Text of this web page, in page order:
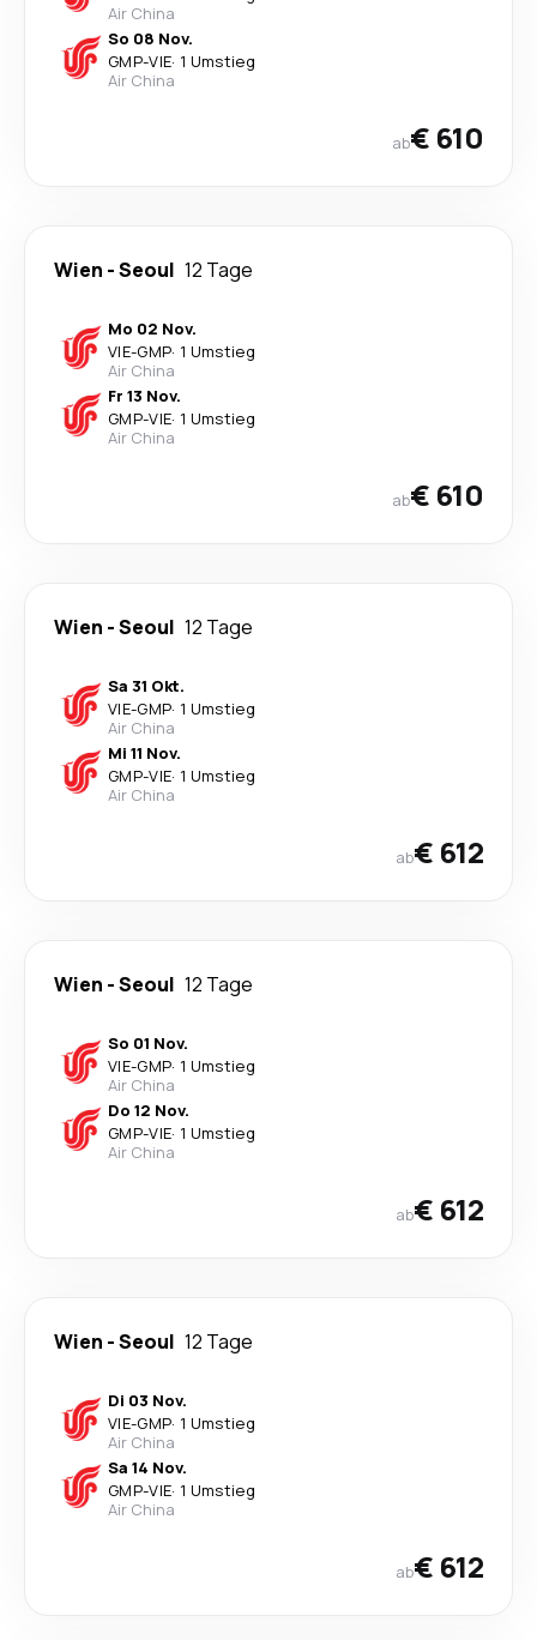
Air China
So 08 Nov.
GMP-VIE· 1 Umstieg
Air China
ab€ 610
Wien -Seoul 12 Tage
Mo 02 Nov.
VIE-GMP· 1 Umstieg
Air China
Fr 13 Nov.
GMP-VIE· 1 Umstieg
Air China
ab€ 610
Wien -Seoul 12 Tage
Sa 31 Okt.
VIE-GMP· 1 Umstieg
Air China
Mi 11 Nov.
GMP-VIE· 1 Umstieg
Air China
ab€ 612
Wien -Seoul 12 Tage
So 01 Nov.
VIE-GMP· 1 Umstieg
Air China
Do 12 Nov.
GMP-VIE· 1 Umstieg
Air China
ab€ 612
Wien -Seoul 12 Tage
Di 03 Nov.
VIE-GMP· 1 Umstieg
Air China
Sa 14 Nov.
GMP-VIE· 1 Umstieg
Air China
ab€ 612